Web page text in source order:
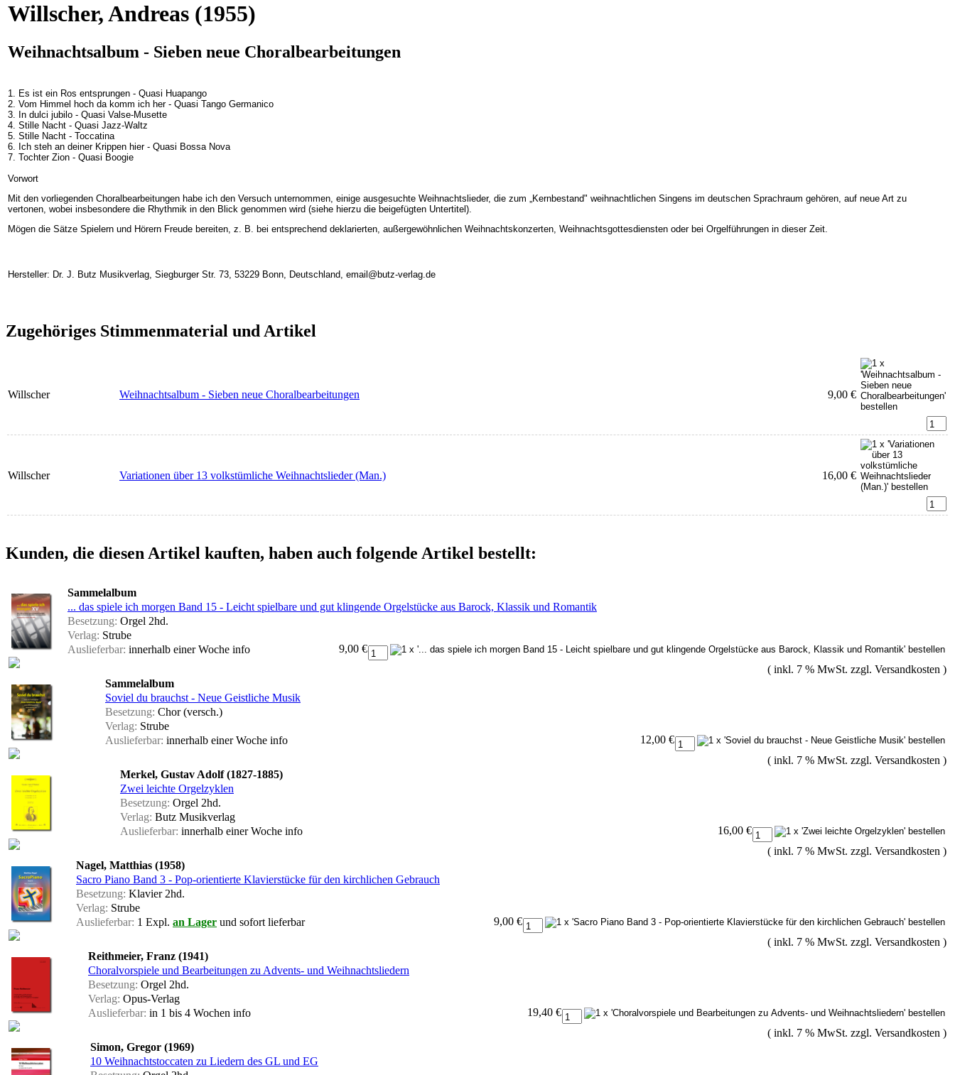
Willscher, Andreas (1955)
Weihnachtsalbum - Sieben neue Choralbearbeitungen
1. Es ist ein Ros entsprungen - Quasi Huapango
2. Vom Himmel hoch da komm ich her - Quasi Tango Germanico
3. In dulci jubilo - Quasi Valse-Musette
4. Stille Nacht - Quasi Jazz-Waltz
5. Stille Nacht - Toccatina
6. Ich steh an deiner Krippen hier - Quasi Bossa Nova
7. Tochter Zion - Quasi Boogie
Vorwort
Mit den vorliegenden Choralbearbeitungen habe ich den Versuch unternommen, einige ausgesuchte Weihnachtslieder, die zum „Kernbestand" weihnachtlichen Singens im deutschen Sprachraum gehören, auf neue Art zu
vertonen, wobei insbesondere die Rhythmik in den Blick genommen wird (siehe hierzu die beigefügten Untertitel).
Mögen die Sätze Spielern und Hörern Freude bereiten, z. B. bei entsprechend deklarierten, außergewöhnlichen Weihnachtskonzerten, Weihnachtsgottesdiensten oder bei Orgelführungen in dieser Zeit.
Hersteller: Dr. J. Butz Musikverlag, Siegburger Str. 73, 53229 Bonn, Deutschland, email@butz-verlag.de
Zugehöriges Stimmenmaterial und Artikel
Willscher Weihnachtsalbum - Sieben neue Choralbearbeitungen 9,00 €
Willscher Variationen über 13 volkstümliche Weihnachtslieder (Man.) 16,00 €
Kunden, die diesen Artikel kauften, haben auch folgende Artikel bestellt:
Sammelalbum
... das spiele ich morgen Band 15 - Leicht spielbare und gut klingende Orgelstücke aus Barock, Klassik und Romantik
Besetzung: Orgel 2hd.
Verlag: Strube
Auslieferbar: innerhalb einer Woche info
9,00 €
( inkl. 7 % MwSt. zzgl. Versandkosten )
Sammelalbum
Soviel du brauchst - Neue Geistliche Musik
Besetzung: Chor (versch.)
Verlag: Strube
Auslieferbar: innerhalb einer Woche info
12,00 €
( inkl. 7 % MwSt. zzgl. Versandkosten )
Merkel, Gustav Adolf (1827-1885)
Zwei leichte Orgelzyklen
Besetzung: Orgel 2hd.
Verlag: Butz Musikverlag
Auslieferbar: innerhalb einer Woche info
16,00 €
( inkl. 7 % MwSt. zzgl. Versandkosten )
Nagel, Matthias (1958)
Sacro Piano Band 3 - Pop-orientierte Klavierstücke für den kirchlichen Gebrauch
Besetzung: Klavier 2hd.
Verlag: Strube
Auslieferbar: 1 Expl. an Lager und sofort lieferbar
9,00 €
( inkl. 7 % MwSt. zzgl. Versandkosten )
Reithmeier, Franz (1941)
Choralvorspiele und Bearbeitungen zu Advents- und Weihnachtsliedern
Besetzung: Orgel 2hd.
Verlag: Opus-Verlag
Auslieferbar: in 1 bis 4 Wochen info
19,40 €
( inkl. 7 % MwSt. zzgl. Versandkosten )
Simon, Gregor (1969)
10 Weihnachtstoccaten zu Liedern des GL und EG